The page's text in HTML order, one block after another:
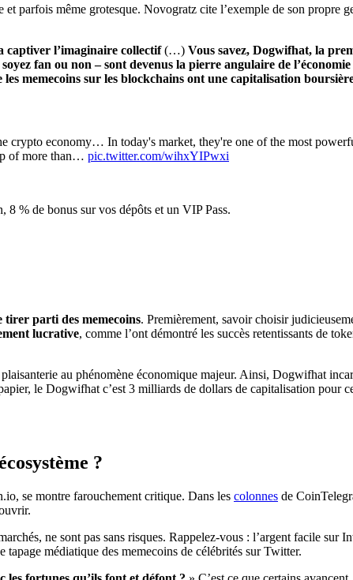
et parfois même grotesque. Novogratz cite l’exemple de son propre
captiver l’imaginaire collectif(…) Vous savez, Dogwifhat, la
fan ou non – sont devenus la pierre angulaire de
memecoins sur les blockchains ont une capitalisation
crypto economy… In today's market, they're one of the most
of more than… pic.twitter.com/wihxYIPwxi
% de bonus sur vos dépôts et un VIP Pass.
tirer parti des memecoins. Premièrement, savoir choisir
lucrative, comme l’ont démontré les succès retentissants de
au phénomène économique majeur. Ainsi, Dogwifhat
le Dogwifhat c’est 3 milliards de dollars de capitalisation pour
?
se montre farouchement critique. Dans les colonnes de
ne sont pas sans risques. Rappelez-vous : l’argent facile sur
médiatique des memecoins de célébrités sur Twitter.